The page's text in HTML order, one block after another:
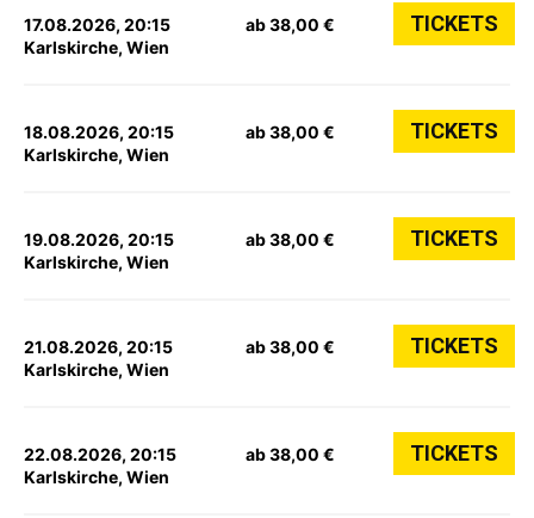
17.08.2026, 20:15
Karlskirche, Wien
ab 38,00 € TICKETS
18.08.2026, 20:15
Karlskirche, Wien
ab 38,00 € TICKETS
19.08.2026, 20:15
Karlskirche, Wien
ab 38,00 € TICKETS
21.08.2026, 20:15
Karlskirche, Wien
ab 38,00 € TICKETS
22.08.2026, 20:15
Karlskirche, Wien
ab 38,00 € TICKETS